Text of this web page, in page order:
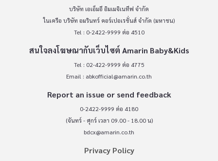
บริษัท เอเอ็มอี อิมเมจิเนทีฟ จำกัด
ในเครือ บริษัท อมรินทร์ คอร์เปอเรชั่นส์ จำกัด (มหาชน)
Tel : 0-2422-9999 ต่อ 4510
สนใจลงโฆษณากับเว็บไซต์ Amarin Baby&Kids
Tel : 02-422-9999 ต่อ 4775
Email : abkofficial@amarin.co.th
Report an issue or send feedback
0-2422-9999 ต่อ 4180
(จันทร์ - ศุกร์ เวลา 09.00 - 18.00 น)
bdcx@amarin.co.th
Privacy Policy